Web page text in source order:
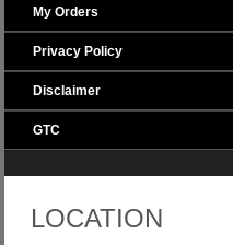
My Orders
Privacy Policy
Disclaimer
GTC
LOCATION